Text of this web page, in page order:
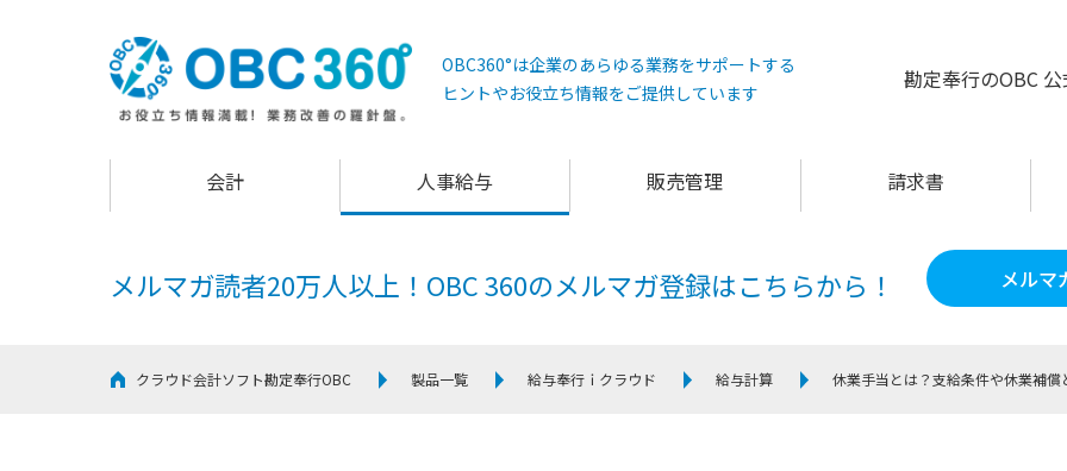
OBC360°は企業のあらゆる業務をサポートする
ヒントやお役立ち情報をご提供しています
勘定奉行のOBC
会計 人事給与 販売管理 請求書
メルマガ読者20万人以上！ OBC 360のメルマガ登録はこちらから！ メルマ
クラウド会計ソフト勘定奉行OBC 製品一覧 給与奉行ｉクラウド 給与計算 休業手当とは？支給条件や休業補